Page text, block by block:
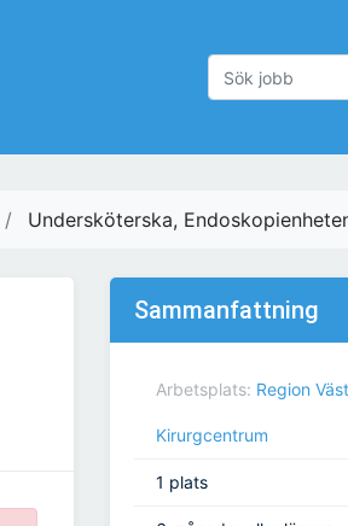
Undersköterska,
Sammanfattning
Arbetsplats: Region
Kirurgcentrum
1 plats